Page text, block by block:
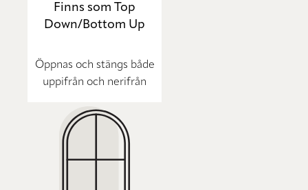
Finns som Top
Down/Bottom Up
Öppnas och stängs både
uppifrån och nerifrån